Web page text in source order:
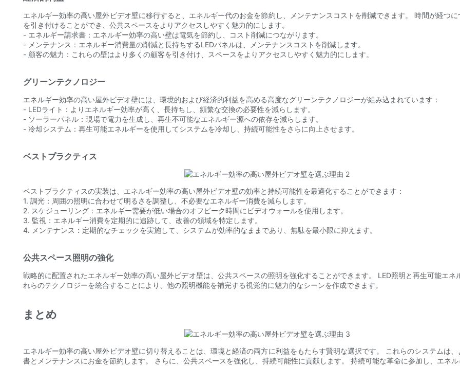
エネルギー効率の高い屋外ビデオ壁に移行すると、エネルギー代のお金を節約し、メンテナンスコストを削減できます。 時間が経つ
を引き付けることができ、公共スペースをよりアクセスしやすく魅力的にします。
- エネルギー請求書：エネルギー効率の高い壁は電気を節約し、コスト削減につながります。
- メンテナンス：エネルギー消費量の削減と長持ちするLEDパネルは、メンテナンスコストを削減します。
- 顧客の魅力：これらの壁はより多くの顧客を引き付け、スペースをよりアクセスしやすく魅力的にします。
グリーンテクノロジー
エネルギー効率の高い屋外ビデオ壁には、環境的および経済的利益を高める高度なグリーンテクノロジーが組み込まれています：
- LEDライト：よりエネルギー効率が高く、長持ちし、頻繁な交換の必要性を減らします。
- ソーラーパネル：現場で電力を生成し、再生不可能なエネルギー源への依存を減らします。
- 冷却システム：再生可能エネルギーを使用してシステムを冷却し、持続可能性をさらに向上させます。
ベストプラクティス
ベストプラクティスの実装は、エネルギー効率の高い屋外ビデオ壁の効率と持続可能性を最適化することができます：
1. 調光：周囲の照明に合わせて明るさを調整し、不必要なエネルギー消費を減らします。
2. スケジューリング：エネルギー需要が低い場合のオフピーク時間にビデオウォールを使用します。
3. 監視：エネルギー消費を定期的に追跡して、改善の領域を特定します。
4. メンテナンス：定期的なチェックを実施して、システムが効率的なままであり、無駄を最小限に抑えます。
公共スペース照明の強化
戦略的に配置されたエネルギー効率の高い屋外ビデオ壁は、公共スペースの照明を強化することができます。 LED照明と再生可能エ
れらのテクノロジーを統合することにより、他の照明機能を補完する視覚的に魅力的なシーンを作成できます。
まとめ
エネルギー効率の高い屋外ビデオ壁に切り替えることは、環境と経済の両方に利益をもたらす賢明な選択です。 これらのシステムは
書とメンテナンスにお金を節約します。 さらに、公共スペースを強化し、持続可能性に貢献します。 持続可能な革命に参加し、エネ